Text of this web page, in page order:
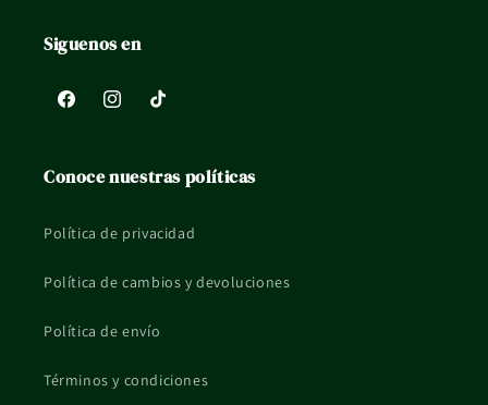
Siguenos en
FacebookInstagramTikTok
Conoce nuestras políticas
Política de privacidad
Política de cambios y devoluciones
Política de envío
Términos y condiciones